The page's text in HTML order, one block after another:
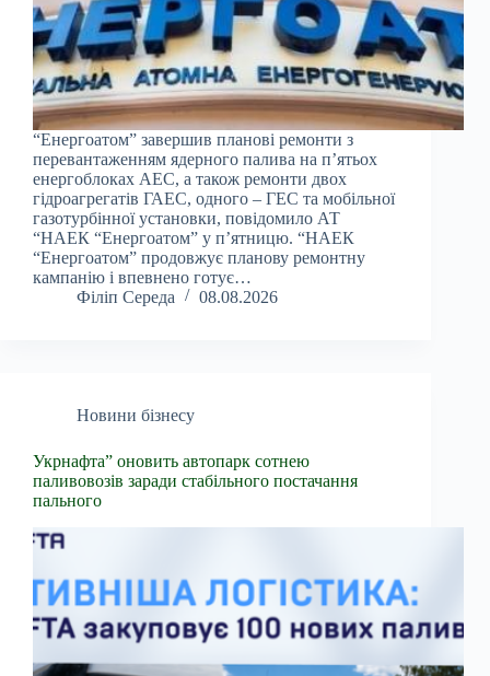
“Енергоатом” завершив планові ремонти з
перевантаженням ядерного палива на п’ятьох
енергоблоках АЕС, а також ремонти двох
гідроагрегатів ГАЕС, одного – ГЕС та мобільної
газотурбінної установки, повідомило АТ
“НАЕК “Енергоатом” у п’ятницю. “НАЕК
“Енергоатом” продовжує планову ремонтну
кампанію і впевнено готує…
Філіп Середа
08.08.2026
Новини бізнесу
Укрнафта” оновить автопарк сотнею
паливовозів заради стабільного постачання
пального